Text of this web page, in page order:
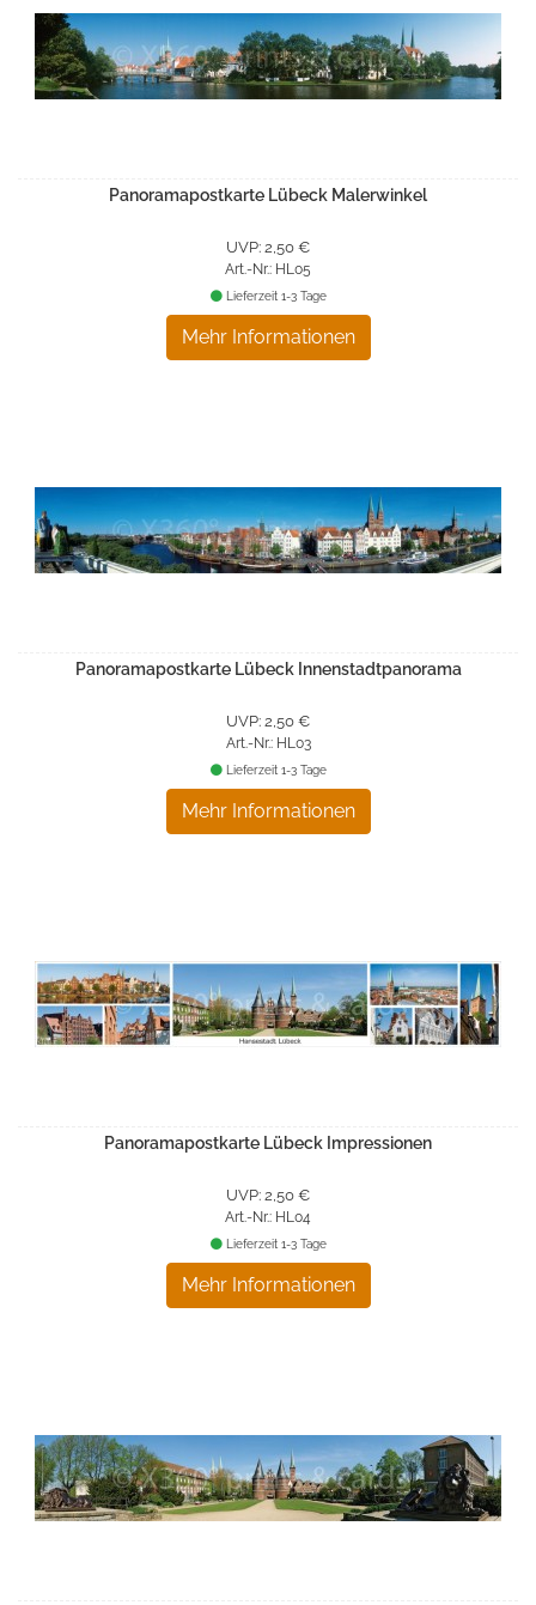
Panoramapostkarte Lübeck Malerwinkel
UVP: 2,50 €
Art.-Nr.: HL05
Mehr Informationen
Lieferzeit 1-3 Tage
Panoramapostkarte Lübeck Innenstadtpanorama
UVP: 2,50 €
Art.-Nr.: HL03
Mehr Informationen
Lieferzeit 1-3 Tage
Panoramapostkarte Lübeck Impressionen
UVP: 2,50 €
Art.-Nr.: HL04
Mehr Informationen
Lieferzeit 1-3 Tage